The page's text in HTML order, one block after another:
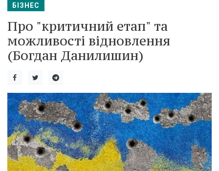
БІЗНЕС
Про "критичний етап" та
можливості відновлення
(Богдан Данилишин)